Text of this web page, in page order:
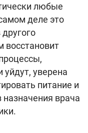
любые
деле это
восстановит
уйдут, уверена
питание и
врача